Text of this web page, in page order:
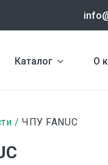
Каталог О
ЧПУ FANUC